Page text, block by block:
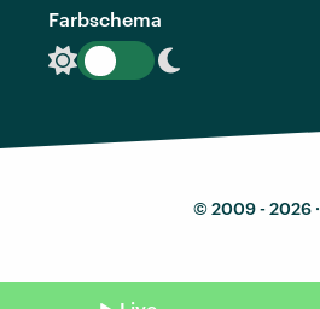
Farbschema
© 2009 - 2026 ·